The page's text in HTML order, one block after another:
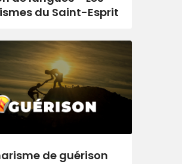
du Saint-Esprit
de guérison